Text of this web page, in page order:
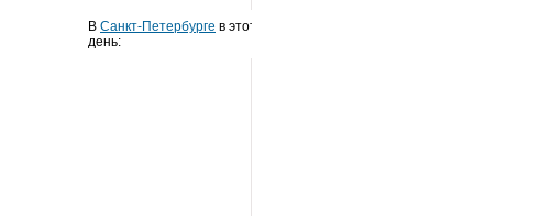
В Санкт-Петербурге в этот
день: